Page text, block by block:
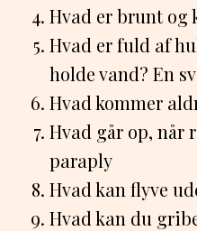
Hvad er brunt
Hvad er fuld af
holde vand? En
Hvad kommer
Hvad går op, når
paraply
Hvad kan flyve
Hvad kan du